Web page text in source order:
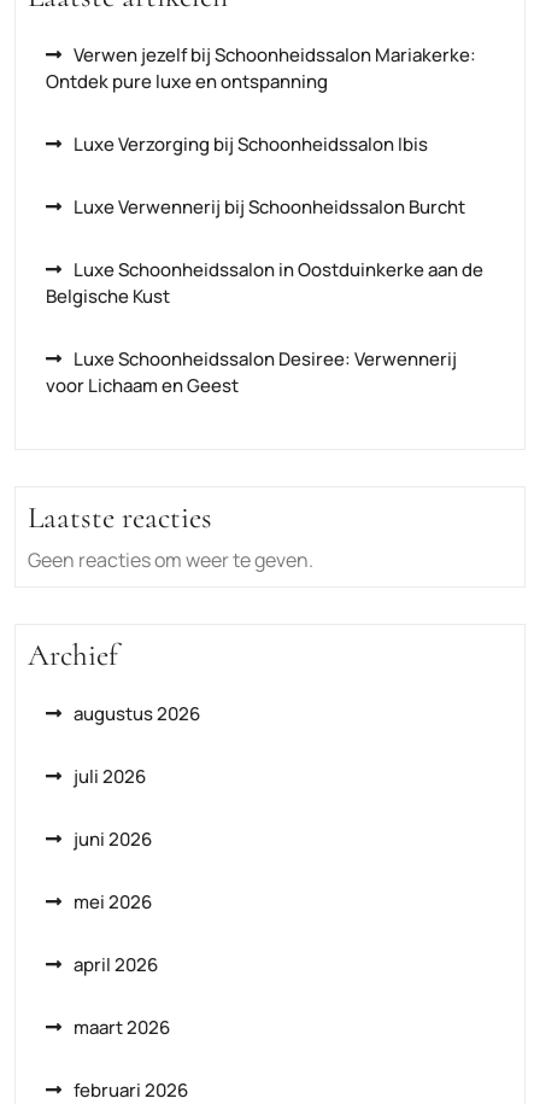
Verwen jezelf bij Schoonheidssalon Mariakerke:
Ontdek pure luxe en ontspanning
Luxe Verzorging bij Schoonheidssalon Ibis
Luxe Verwennerij bij Schoonheidssalon Burcht
Luxe Schoonheidssalon in Oostduinkerke aan de
Belgische Kust
Luxe Schoonheidssalon Desiree: Verwennerij
voor Lichaam en Geest
Laatste reacties
Geen reacties om weer te geven.
Archief
augustus 2026
juli 2026
juni 2026
mei 2026
april 2026
maart 2026
februari 2026